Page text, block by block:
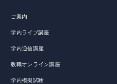
ご案内
学内ライブ講座
学内通信講座
教職オンライン講座
学内模擬試験